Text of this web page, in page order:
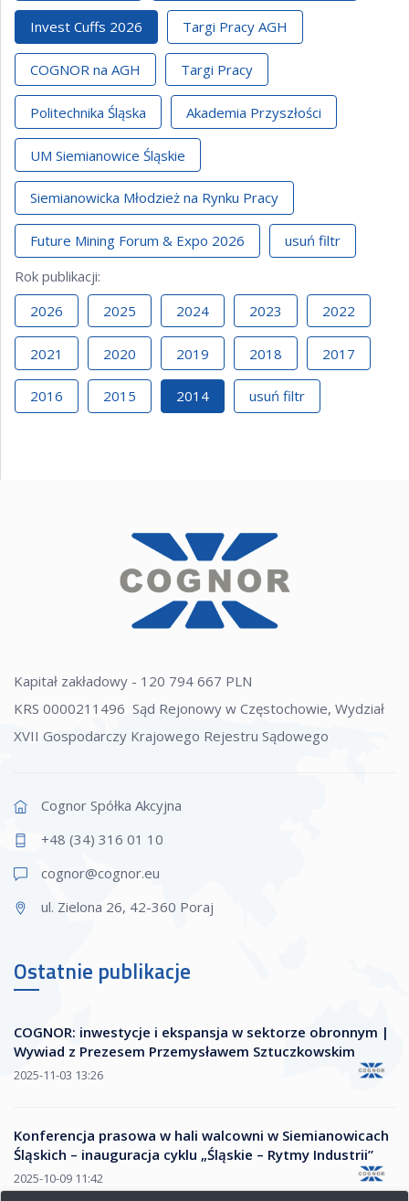
Invest Cuffs 2026 Targi Pracy AGH
COGNOR na AGH Targi Pracy
Politechnika Śląska Akademia Przyszłości
UM Siemianowice Śląskie
Siemianowicka Młodzież na Rynku Pracy
Future Mining Forum & Expo 2026
usuń filtr
Rok publikacji:
2026
2025 2024 2023 2022
2021 2020 2019 2018 2017
2016 2015 2014 usuń filtr
Kapitał zakładowy - 120 794 667 PLN
KRS 0000211496 Sąd Rejonowy w Częstochowie, Wydział
XVII Gospodarczy Krajowego Rejestru Sądowego
Cognor Spółka Akcyjna
+48 (34) 316 01 10
cognor@cognor.eu
ul. Zielona 26, 42-360 Poraj
Ostatnie publikacje
COGNOR: inwestycje i ekspansja w sektorze obronnym |
Wywiad z Prezesem Przemysławem Sztuczkowskim
2025-11-03 13:26
Konferencja prasowa w hali walcowni w Siemianowicach
Śląskich – inauguracja cyklu „Śląskie – Rytmy Industrii”
2025-10-09 11:42